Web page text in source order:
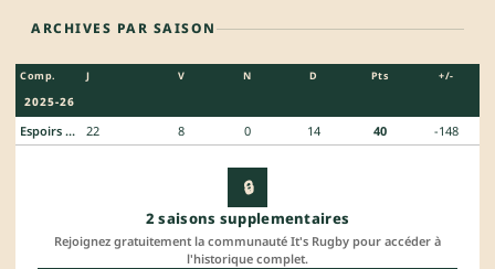
ARCHIVES PAR SAISON
Comp. J V N D Pts +/-
2025-26
Espoirs Federaux 22 8 0 14 40 -148
🔒
2 saisons supplementaires
Rejoignez gratuitement la communauté It's Rugby pour accéder à
l'historique complet.